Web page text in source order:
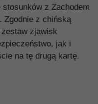
stosunków z Zachodem
Zgodnie z chińską
zjawisk
jak i
na tę drugą kartę.